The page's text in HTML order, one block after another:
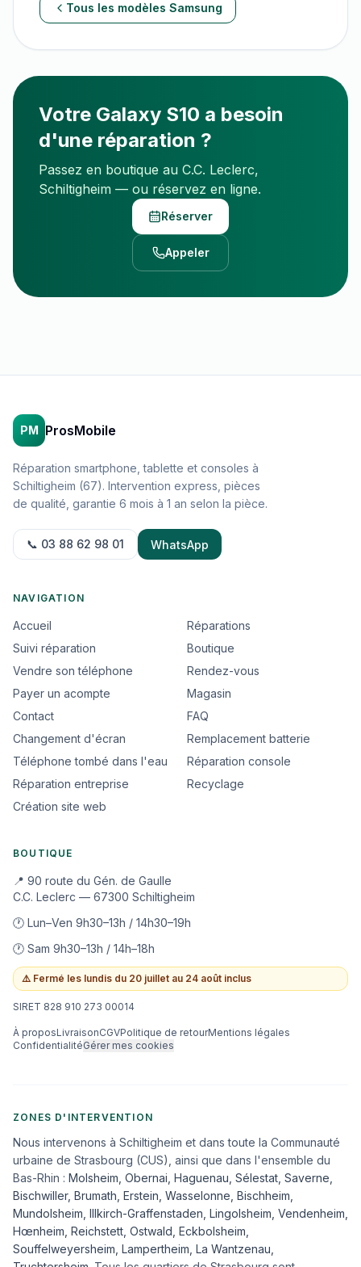
Tous les modèles Samsung
Votre Galaxy S10 a besoin
d'une réparation ?
Passez en boutique au C.C. Leclerc,
Schiltigheim — ou réservez en ligne.
Réserver
Appeler
PM ProsMobile
Réparation smartphone, tablette et consoles à
Schiltigheim (67). Intervention express, pièces
de qualité, garantie 6 mois à 1 an selon la pièce.
📞 03 88 62 98 01 WhatsApp
NAVIGATION
Accueil
Réparations
Suivi réparation
Boutique
Vendre son téléphone
Rendez-vous
Payer un acompte
Magasin
Contact
FAQ
Changement d'écran
Remplacement batterie
Téléphone tombé dans l'eau
Réparation console
Réparation entreprise
Recyclage
Création site web
BOUTIQUE
📍 90 route du Gén. de Gaulle
C.C. Leclerc — 67300 Schiltigheim
🕐 Lun–Ven 9h30–13h / 14h30–19h
🕐 Sam 9h30–13h / 14h–18h
⚠️ Fermé les lundis du 20 juillet au 24 août inclus
SIRET 828 910 273 00014
À proposLivraisonCGVPolitique de retourMentions légales
ConfidentialitéGérer mes cookies
ZONES D'INTERVENTION
Nous intervenons à Schiltigheim et dans toute la Communauté
urbaine de Strasbourg (CUS), ainsi que dans l'ensemble du
Bas-Rhin : Molsheim Obernai Haguenau Sélestat Saverne
Bischwiller, Brumath Erstein Wasselonne Bischheim
Mundolsheim Illkirch-Graffenstaden Lingolsheim Vendenheim
Hœnheim Reichstett Ostwald Eckbolsheim
Souffelweyersheim, Lampertheim, La Wantzenau,